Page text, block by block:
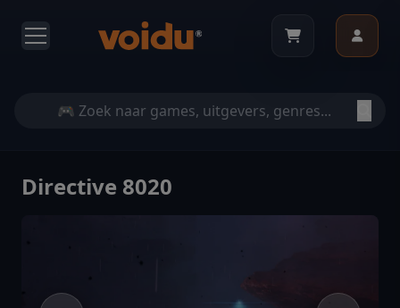
Directive 8020